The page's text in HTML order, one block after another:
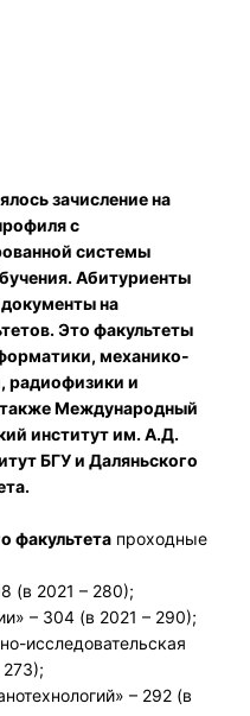
зачисление на
с
системы
Абитуриенты
на
Это факультеты
механико-
радиофизики и
Международный
институт им. А.Д.
БГУ и Даляньского
факультета проходные
(в 2021 – 280);
– 304 (в 2021 – 290);
исследовательская
273);
– 292 (в